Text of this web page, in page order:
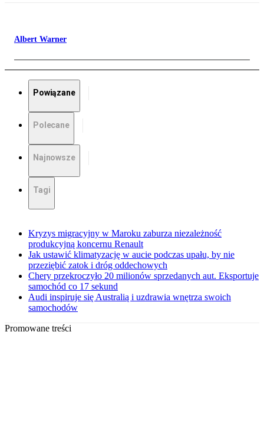
Albert Warner
Powiązane
Polecane
Najnowsze
Tagi
Kryzys migracyjny w Maroku zaburza niezależność
produkcyjną koncernu Renault
Jak ustawić klimatyzację w aucie podczas upału, by nie
przeziębić zatok i dróg oddechowych
Chery przekroczyło 20 milionów sprzedanych aut. Eksportuje
samochód co 17 sekund
Audi inspiruje się Australią i uzdrawia wnętrza swoich
samochodów
Promowane treści